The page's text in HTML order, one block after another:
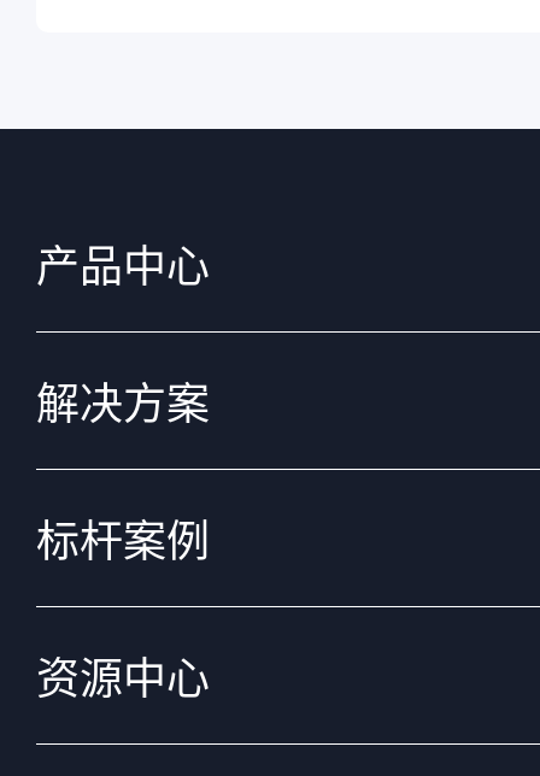
产品中心
解决方案
标杆案例
资源中心